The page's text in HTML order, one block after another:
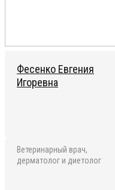
Фесенко Евгения
Игоревна
Ветеринарный врач,
дерматолог и диетолог